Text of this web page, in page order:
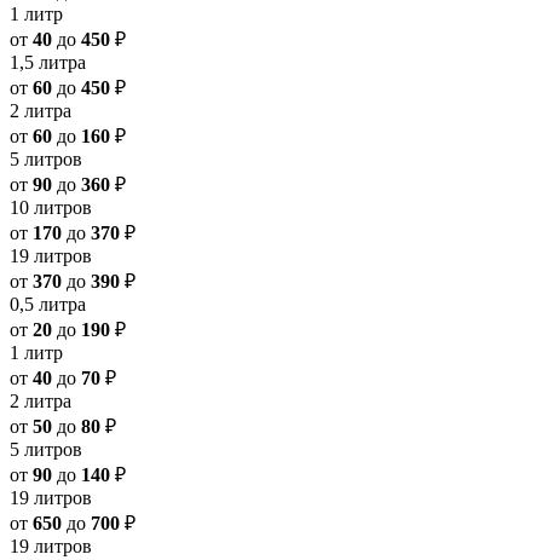
1 литр
от 40 до 450 ₽
1,5 литра
от 60 до 450 ₽
2 литра
от 60 до 160 ₽
5 литров
от 90 до 360 ₽
10 литров
от 170 до 370 ₽
19 литров
от 370 до 390 ₽
0,5 литра
от 20 до 190 ₽
1 литр
от 40 до 70 ₽
2 литра
от 50 до 80 ₽
5 литров
от 90 до 140 ₽
19 литров
от 650 до 700 ₽
19 литров